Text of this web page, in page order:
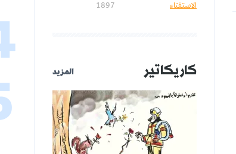
الاستفتاء
1897
كاريكاتير المزيد